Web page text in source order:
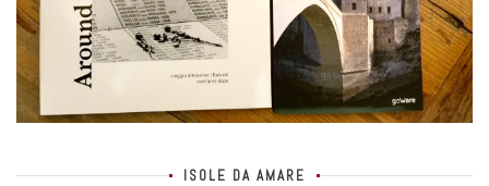
ISOLE DA AMARE